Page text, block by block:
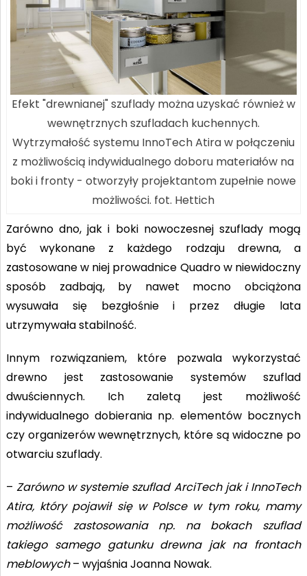
Efekt "drewnianej" szuflady można uzyskać również w
wewnętrznych szufladach kuchennych.
Wytrzymałość systemu InnoTech Atira w połączeniu
z możliwością indywidualnego doboru materiałów na
boki i fronty - otworzyły projektantom zupełnie nowe
możliwości. fot. Hettich
Zarówno dno, jak i boki nowoczesnej szuflady mogą
być wykonane z każdego rodzaju drewna, a
zastosowane w niej prowadnice Quadro w niewidoczny
sposób zadbają, by nawet mocno obciążona
wysuwała się bezgłośnie i przez długie lata
utrzymywała stabilność.
Innym rozwiązaniem, które pozwala wykorzystać
drewno jest zastosowanie systemów szuflad
dwuściennych. Ich zaletą jest możliwość
indywidualnego dobierania np. elementów bocznych
czy organizerów wewnętrznych, które są widoczne po
otwarciu szuflady.
–Zarówno w systemie szuflad ArciTech jak i InnoTech
Atira, który pojawił się w Polsce w tym roku, mamy
możliwość zastosowania np. na bokach szuflad
takiego samego gatunku drewna jak na frontach
meblowych– wyjaśnia Joanna Nowak.